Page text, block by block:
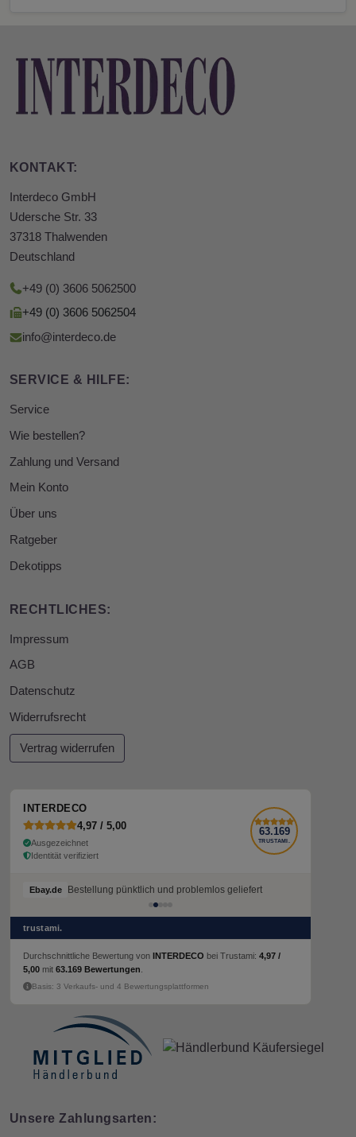
KONTAKT:
Interdeco GmbH
Udersche Str. 33
37318 Thalwenden
Deutschland
+49 (0) 3606 5062500
+49 (0) 3606 5062504
info@interdeco.de
SERVICE & HILFE:
Service
Wie bestellen?
Zahlung und Versand
Mein Konto
Über uns
Ratgeber
Dekotipps
RECHTLICHES:
Impressum
AGB
Datenschutz
Widerrufsrecht
Vertrag widerrufen
INTERDECO
4,97 / 5,00
Ausgezeichnet
Identität verifiziert
63.169
TRUSTAMI.
Ebay.de Bestellung pünktlich und problemlos geliefert
trustami.
Durchschnittliche Bewertung von INTERDECO bei Trustami: 4,97 /
5,00 mit 63.169 Bewertungen
Basis: 3 Verkaufs- und 4 Bewertungsplattformen
Unsere Zahlungsarten: